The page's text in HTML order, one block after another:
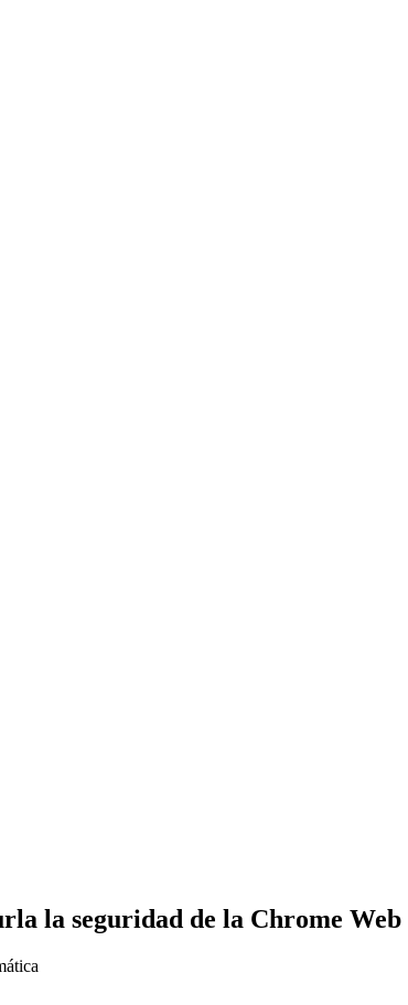
la seguridad de la Chrome Web